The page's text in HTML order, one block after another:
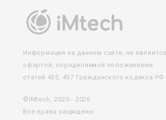
Информация на данном сайте, не является
офертой, определяемой положениями
статей 435, 437 Гражданского кодекса РФ
©iMtech, 2020 - 2026
Все права защищены